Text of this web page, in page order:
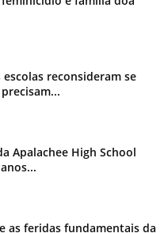
reconsideram se
Apalachee High School
as feridas fundamentais da